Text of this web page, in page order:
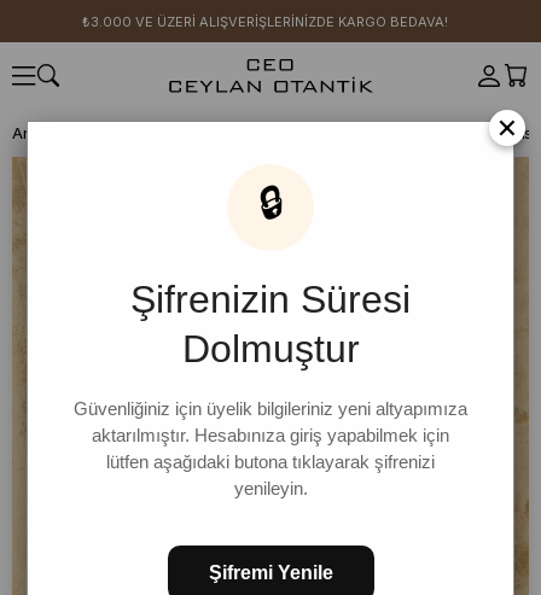
₺3.000 VE ÜZERİ ALIŞVERİŞLERİNİZDE KARGO BEDAVA!
Anasayfa Sarmaşık Nakışlı Volümlü×
🔒
Şifrenizin Süresi
Dolmuştur
Güvenliğiniz için üyelik bilgileriniz yeni altyapımıza
aktarılmıştır. Hesabınıza giriş yapabilmek için
lütfen aşağıdaki butona tıklayarak şifrenizi
yenileyin.
Şifremi Yenile